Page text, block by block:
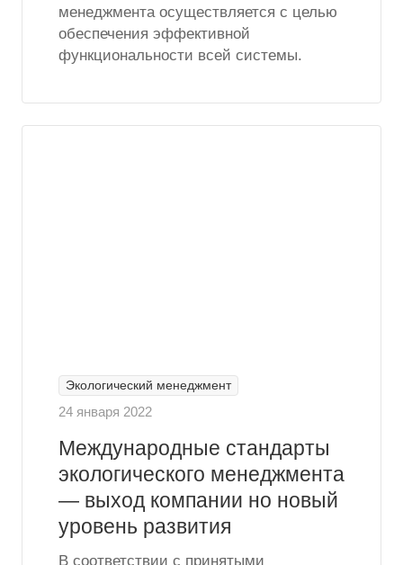
менеджмента осуществляется с целью
обеспечения эффективной
функциональности всей системы.
Экологический менеджмент
24 января 2022
Международные стандарты
экологического менеджмента
— выход компании но новый
уровень развития
В соответствии с принятыми